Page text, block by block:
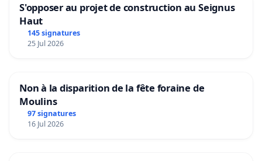
S'opposer au projet de construction au Seignus
Haut
145 signatures
25 Jul 2026
Non à la disparition de la fête foraine de
Moulins
97 signatures
16 Jul 2026